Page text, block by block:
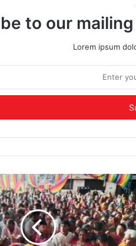
to our
Lorem ipsum